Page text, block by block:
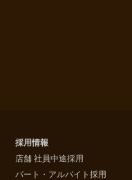
採用情報
店舗 社員中途採用
パート・アルバイト採用